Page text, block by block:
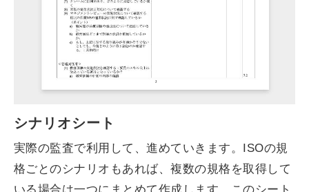
シナリオシート
実際の監査で利用して、進めていきます。ISOの規
格ごとのシナリオもあれば、複数の規格を取得して